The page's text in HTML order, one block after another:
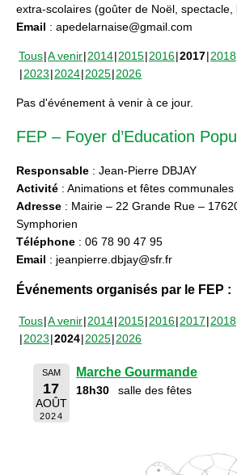
extra-scolaires (goûter de Noël, spectacle,
Email : apedelarnaise@gmail.com
Tous A venir 2014 2015 2016 2017 2018
2023 2024 2025 2026
Pas d'événement à venir à ce jour.
FEP – Foyer d’Education
Responsable : Jean-Pierre DBJAY
Activité : Animations et fêtes communales
Adresse : Mairie – 22 Grande Rue –
Symphorien
Téléphone : 06 78 90 47 95
Email : jeanpierre.dbjay@sfr.fr
Événements organisés par le FEP :
Tous A venir 2014 2015 2016 2017 2018
2023 2024 2025 2026
SAM
17
AOÛT
2024
Marche Gourmande
18h30 salle des fêtes